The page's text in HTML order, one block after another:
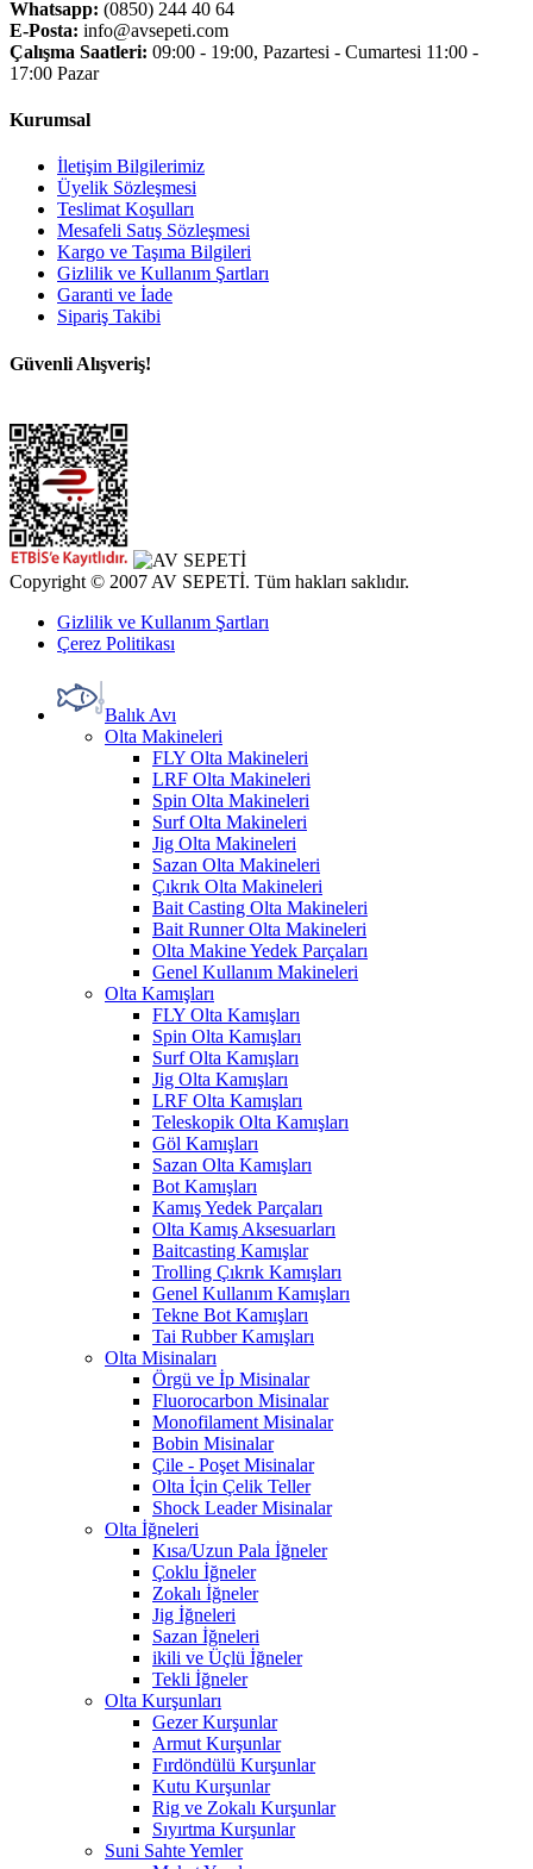
Whatsapp: (0850) 244 40 64
E-Posta: info@avsepeti.com
Çalışma Saatleri: 09:00 - 19:00, Pazartesi - Cumartesi 11:00 -
17:00 Pazar
Kurumsal
İletişim Bilgilerimiz
Üyelik Sözleşmesi
Teslimat Koşulları
Mesafeli Satış Sözleşmesi
Kargo ve Taşıma Bilgileri
Gizlilik ve Kullanım Şartları
Garanti ve İade
Sipariş Takibi
Güvenli Alışveriş!
Copyright © 2007 AV SEPETİ. Tüm hakları saklıdır.
Gizlilik ve Kullanım Şartları
Çerez Politikası
Balık Avı
Olta Makineleri
FLY Olta Makineleri
LRF Olta Makineleri
Spin Olta Makineleri
Surf Olta Makineleri
Jig Olta Makineleri
Sazan Olta Makineleri
Çıkrık Olta Makineleri
Bait Casting Olta Makineleri
Bait Runner Olta Makineleri
Olta Makine Yedek Parçaları
Genel Kullanım Makineleri
Olta Kamışları
FLY Olta Kamışları
Spin Olta Kamışları
Surf Olta Kamışları
Jig Olta Kamışları
LRF Olta Kamışları
Teleskopik Olta Kamışları
Göl Kamışları
Sazan Olta Kamışları
Bot Kamışları
Kamış Yedek Parçaları
Olta Kamış Aksesuarları
Baitcasting Kamışlar
Trolling Çıkrık Kamışları
Genel Kullanım Kamışları
Tekne Bot Kamışları
Tai Rubber Kamışları
Olta Misinaları
Örgü ve İp Misinalar
Fluorocarbon Misinalar
Monofilament Misinalar
Bobin Misinalar
Çile - Poşet Misinalar
Olta İçin Çelik Teller
Shock Leader Misinalar
Olta İğneleri
Kısa/Uzun Pala İğneler
Çoklu İğneler
Zokalı İğneler
Jig İğneleri
Sazan İğneleri
ikili ve Üçlü İğneler
Tekli İğneler
Olta Kurşunları
Gezer Kurşunlar
Armut Kurşunlar
Fırdöndülü Kurşunlar
Kutu Kurşunlar
Rig ve Zokalı Kurşunlar
Sıyırtma Kurşunlar
Suni Sahte Yemler